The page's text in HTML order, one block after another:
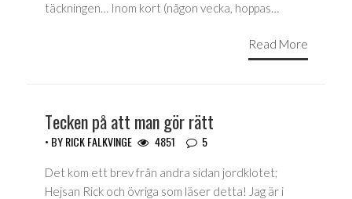
täckningen… Inom kort (någon vecka, hoppas…
Read More
Tecken på att man gör rätt
• BYRICK FALKVINGE 4851 5
Det kom ett brev från andra sidan jordklotet;
Hejsan Rick och övriga som läser detta! Jag är i